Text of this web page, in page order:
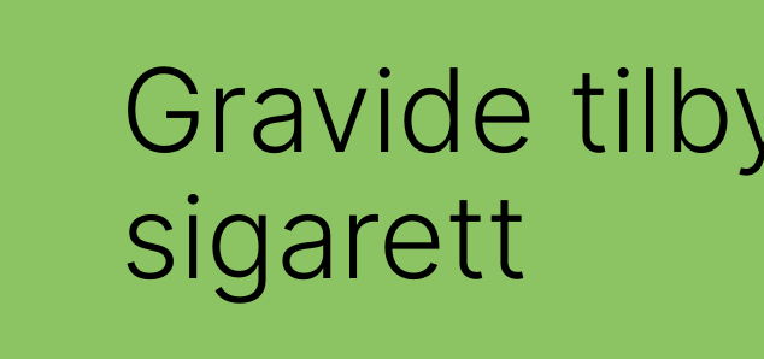
Gravide
sigarett